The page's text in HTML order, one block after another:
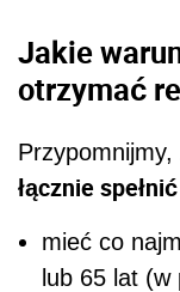
Jakie
otrzymać
Przypomnijmy,
łącznie
mieć co
lub 65 lat